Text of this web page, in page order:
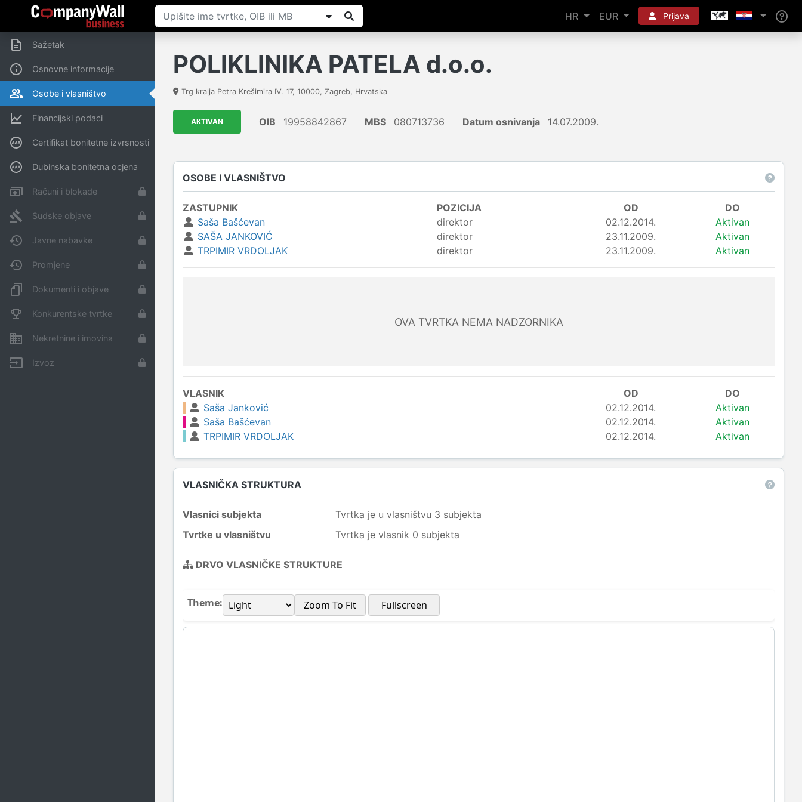
HR EUR Prijava
Sažetak
Osnovne informacije
Osobe i vlasništvo
Financijski podaci
Certifikat bonitetne izvrsnosti
Dubinska bonitetna ocjena
Računi i blokade
Sudske objave
Javne nabavke
Promjene
Dokumenti i objave
Konkurentske tvrtke
Nekretnine i imovina
Izvoz
POLIKLINIKA PATELA d.o.o.
Trg kralja Petra Krešimira IV. 17, 10000, Zagreb, Hrvatska
AKTIVAN OIB 19958842867 MBS 080713736 Datum osnivanja 14.07.2009.
OSOBE I VLASNIŠTVO
ZASTUPNIK POZICIJA OD
DO
Saša Bašćevan
direktor 02.12.2014.
Aktivan
SAŠA JANKOVIĆ
direktor 23.11.2009.
Aktivan
TRPIMIR VRDOLJAK
direktor 23.11.2009. Aktivan
OVA TVRTKA NEMA NADZORNIKA
VLASNIK OD
DO
Saša Janković
02.12.2014.
Aktivan
Saša Bašćevan
02.12.2014.
Aktivan
TRPIMIR VRDOLJAK
02.12.2014. Aktivan
VLASNIČKA STRUKTURA
Vlasnici subjekta
Tvrtka je u vlasništvu 3 subjekta
Tvrtke u vlasništvu
Tvrtka je vlasnik 0 subjekta
DRVO VLASNIČKE STRUKTURE
Theme: Zoom To Fit Fullscreen